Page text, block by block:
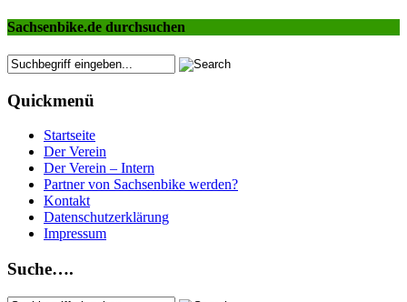
Sachsenbike.de durchsuchen
Quickmenü
Startseite
Der Verein
Der Verein – Intern
Partner von Sachsenbike werden?
Kontakt
Datenschutzerklärung
Impressum
Suche….